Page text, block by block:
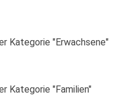
Kategorie "Erwachsene"
Kategorie "Familien"